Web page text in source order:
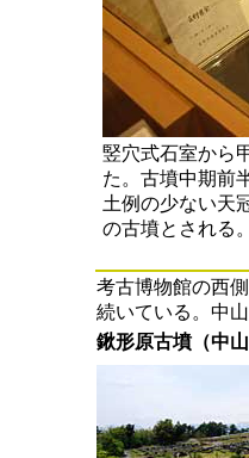
竪穴式石室から
た。古墳中期前
土例の少ない天
の古墳とされる。
考古博物館の西
続いている。中
鍬形原古墳（